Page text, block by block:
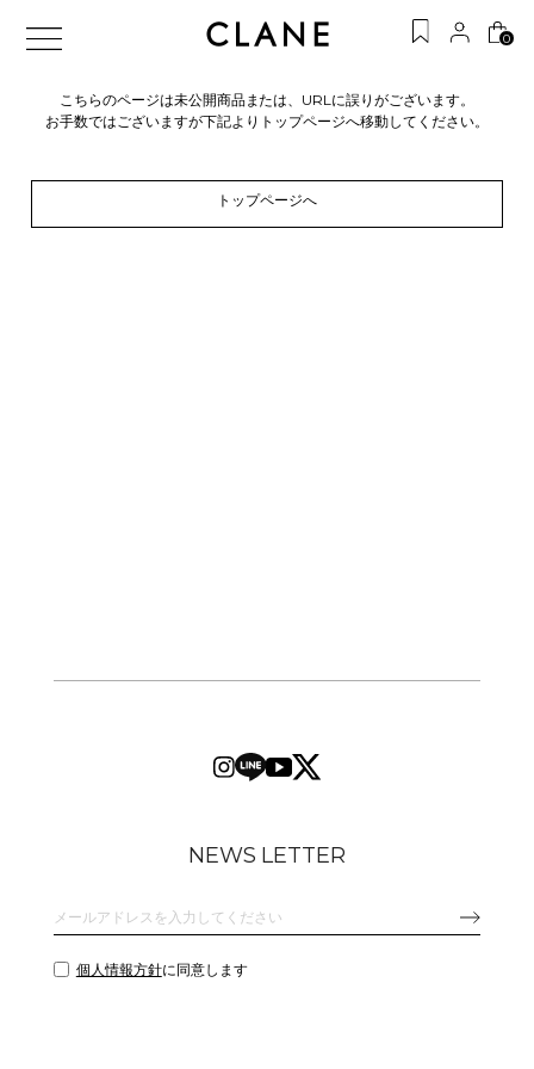
0
こちらのページは未公開商品または、URLに誤りがございます。
お手数ではございますが下記よりトップページへ移動してください。
トップページへ
NEWS LETTER
個人情報方針に同意します